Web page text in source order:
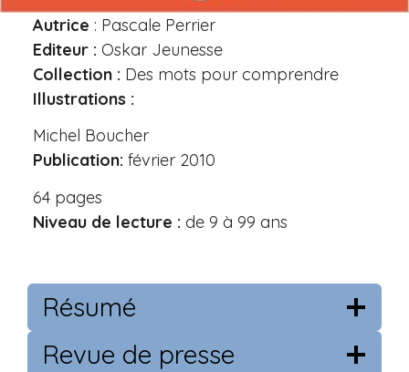
Autrice : Pascale Perrier
Editeur : Oskar Jeunesse
Collection : Des mots pour comprendre
Illustrations :
Michel Boucher
Publication: février 2010
64 pages
Niveau de lecture : de 9 à 99 ans
Résumé
Revue de presse